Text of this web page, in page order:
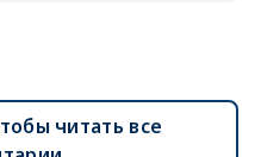
читать все